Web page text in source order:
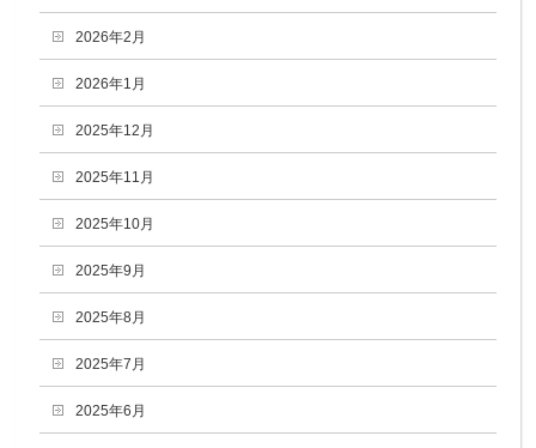
2026年2月
2026年1月
2025年12月
2025年11月
2025年10月
2025年9月
2025年8月
2025年7月
2025年6月